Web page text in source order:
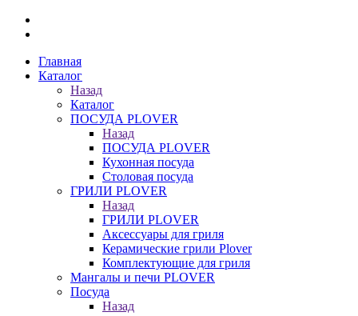
Главная
Каталог
Назад
Каталог
ПОСУДА PLOVER
Назад
ПОСУДА PLOVER
Кухонная посуда
Столовая посуда
ГРИЛИ PLOVER
Назад
ГРИЛИ PLOVER
Аксессуары для гриля
Керамические грили Plover
Комплектующие для гриля
Мангалы и печи PLOVER
Посуда
Назад